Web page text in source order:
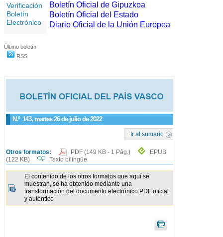
Verificación
Boletín
Electrónico
Último boletín
RSS
N.º 143, martes 26 de julio de 2022
Ir al sumario
Otros formatos: PDF (149 KB - 1 Pág.)
EPUB
(122 KB)
Texto bilingüe
El contenido de los otros formatos que aquí se
muestran, se ha obtenido mediante una
transformación del documento electrónico PDF oficial
y auténtico
Boletín Oficial de Gipuzkoa
Boletín Oficial del Estado
Diario Oficial de la Unión Europea